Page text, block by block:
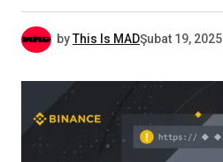
byThis Is MADŞubat 19, 2025